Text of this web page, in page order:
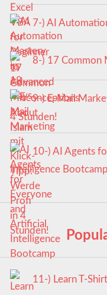
7-) AI
8-) 17 Common
9-) E-Mail
4 Stunden!
10-) AI Agents
Intelligence Bootcamp
11-) Learn T-